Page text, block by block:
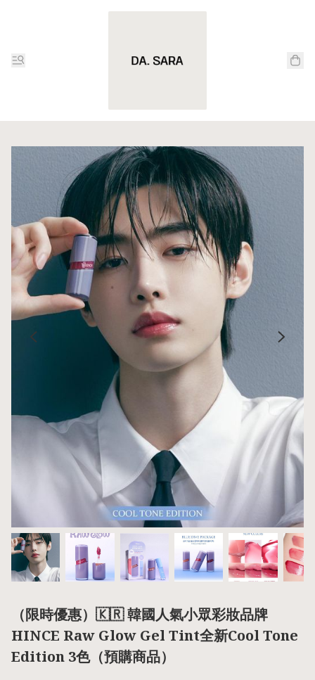
（限時優惠）🇰🇷 韓國人氣小眾彩妝品牌
HINCE Raw Glow Gel Tint全新Cool Tone
Edition 3色（預購商品）